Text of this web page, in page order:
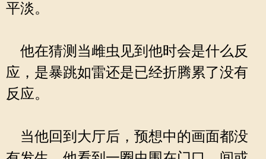
平淡。
他在猜测当雌虫见到他时会是什么反
应，是暴跳如雷还是已经折腾累了没有
反应。
当他回到大厅后，预想中的画面都没